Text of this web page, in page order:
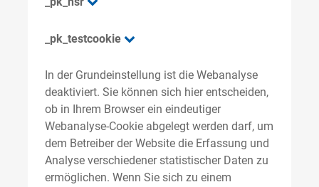
_pk_testcookie
In der Grundeinstellung ist die Webanalyse
deaktiviert. Sie können sich hier entscheiden,
ob in Ihrem Browser ein eindeutiger
Webanalyse-Cookie abgelegt werden darf, um
dem Betreiber der Website die Erfassung und
Analyse verschiedener statistischer Daten zu
ermöglichen. Wenn Sie sich zu einem